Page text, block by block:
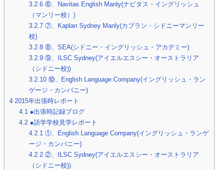
3.2.6⑥、Navitas English Manly(ナビタス・イングリッシュ
（マンリー校）)
3.2.7⑦、Kaplan Sydney Manly(カプラン・シドニーマンリー
校)
3.2.8⑧、SEA(シドニー・イングリッシュ・アカデミー)
3.2.9⑨、ILSC Sydney(アイエルエスシー・オーストラリア
（シドニー校))
3.2.10⑩、English Language Company(イングリッシュ・ラン
ゲージ・カンパニー)
4 2015年出張時レポート
4.1 ●出張時記録ブログ
4.2 ●語学学校見学レポート
4.2.1①、English Language Company(イングリッシュ・ランゲ
ージ・カンパニー)
4.2.2②、ILSC Sydney(アイエルエスシー・オーストラリア
（シドニー校))